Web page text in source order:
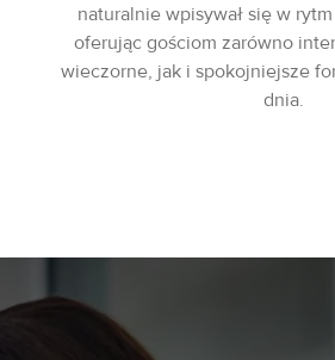
naturalnie wpisywał się w
oferując gościom zarówno
wieczorne, jak i spokojniejsze
dnia.